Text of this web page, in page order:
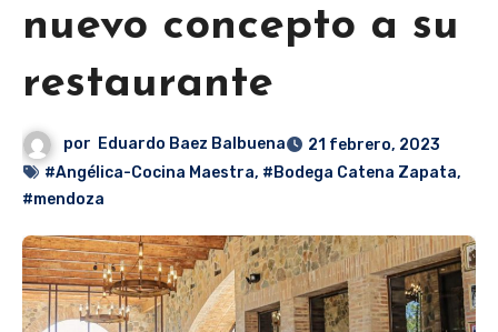
nuevo concepto a su
restaurante
por Eduardo Baez Balbuena
21 febrero, 2023
#Angélica-Cocina Maestra, #Bodega Catena Zapata,
#mendoza